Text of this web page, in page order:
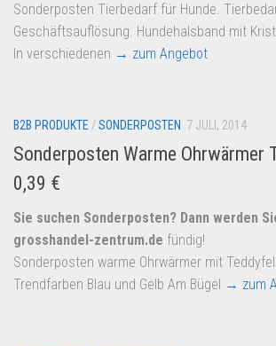
B2B Produkte
Grosshandel
Lidl
Kostenlos verkaufen
Anmelden
Kostenlos Registrieren
Newsletter
Sonderposten Tierbedarf für Hunde.
Geschäftsauflösung. Hundehalsband mit
In verschiedenen → zum Angebot
B2B PRODUKTE /SONDERPOSTEN 7 JULI, 2014
Sonderposten Warme Ohrwärmer
0,39 €
Sie suchen Sonderposten? Dann werden
grosshandel-zentrum.de fündig!
Sonderposten warme Ohrwärmer mit
Trendfarben Blau und Gelb Am Bügel → zum